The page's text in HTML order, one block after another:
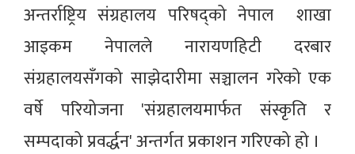
अन्तर्राष्ट्रिय संग्रहालय परिषद्को नेपाल शाखा
आइकम नेपालले नारायणहिटी दरबार
संग्रहालयसँगको साझेदारीमा सञ्चालन गरेको एक
वर्षे परियोजना 'संग्रहालयमार्फत संस्कृति र
सम्पदाको प्रवर्द्धन' अन्तर्गत प्रकाशन गरिएको हो ।